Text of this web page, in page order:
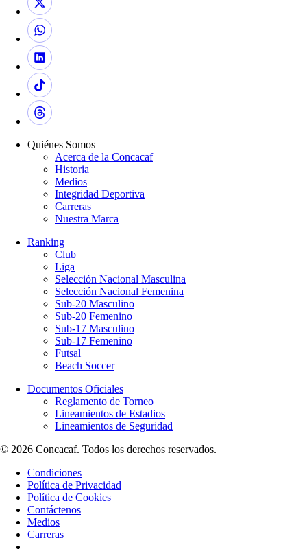
Quiénes Somos
Acerca de la Concacaf
Historia
Medios
Integridad Deportiva
Carreras
Nuestra Marca
Ranking
Club
Liga
Selección Nacional Masculina
Selección Nacional Femenina
Sub-20 Masculino
Sub-20 Femenino
Sub-17 Masculino
Sub-17 Femenino
Futsal
Beach Soccer
Documentos Oficiales
Reglamento de Torneo
Lineamientos de Estadios
Lineamientos de Seguridad
© 2026 Concacaf. Todos los derechos reservados.
Condiciones
Política de Privacidad
Política de Cookies
Contáctenos
Medios
Carreras